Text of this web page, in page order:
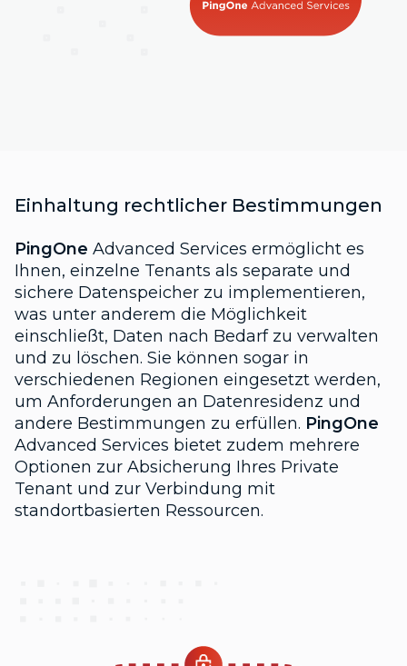
Einhaltung rechtlicher Bestimmungen
PingOne Advanced Services ermöglicht es
Ihnen, einzelne Tenants als separate und
sichere Datenspeicher zu implementieren,
was unter anderem die Möglichkeit
einschließt, Daten nach Bedarf zu verwalten
und zu löschen. Sie können sogar in
verschiedenen Regionen eingesetzt werden,
um Anforderungen an Datenresidenz und
andere Bestimmungen zu erfüllen. PingOne
Advanced Services bietet zudem mehrere
Optionen zur Absicherung Ihres Private
Tenant und zur Verbindung mit
standortbasierten Ressourcen.